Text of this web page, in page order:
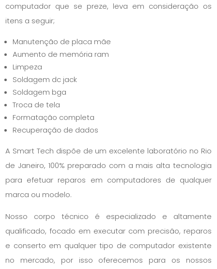
computador que se preze, leva em consideração os
itens a seguir;
Manutenção de placa mãe
Aumento de memória ram
Limpeza
Soldagem dc jack
Soldagem bga
Troca de tela
Formatação completa
Recuperação de dados
A Smart Tech dispõe de um excelente laboratório no Rio
de Janeiro, 100% preparado com a mais alta tecnologia
para efetuar reparos em computadores de qualquer
marca ou modelo.
Nosso corpo técnico é especializado e altamente
qualificado, focado em executar com precisão, reparos
e conserto em qualquer tipo de computador existente
no mercado, por isso oferecemos para os nossos